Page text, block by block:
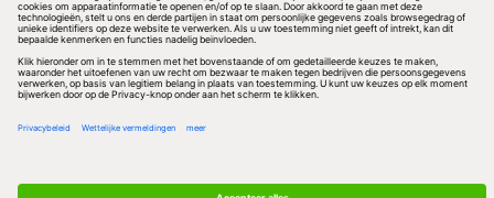
Redactionele partner
Algemene Voorwaarden & Copyrights